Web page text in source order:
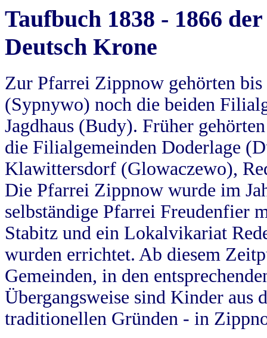
Taufbuch 1838 - 1866
Deutsch Krone
Zur Pfarrei Zippnow gehörten
(Sypnywo) noch die beiden
Jagdhaus (Budy). Früher
die Filialgemeinden Doderlage
Klawittersdorf (Glowaczewo),
Die Pfarrei Zippnow wurde im
selbständige Pfarrei Freudenfier
Stabitz und ein Lokalvikariat
wurden errichtet. Ab diesem
Gemeinden, in den
Übergangsweise sind Kinder aus
traditionellen Gründen - in